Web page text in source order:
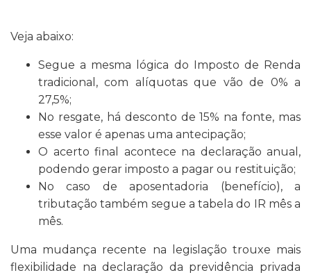
Veja abaixo:
Segue a mesma lógica do Imposto de Renda
tradicional, com alíquotas que vão de 0% a
27,5%;
No resgate, há desconto de 15% na fonte, mas
esse valor é apenas uma antecipação;
O acerto final acontece na declaração anual,
podendo gerar imposto a pagar ou restituição;
No caso de aposentadoria (benefício), a
tributação também segue a tabela do IR mês a
mês.
Uma mudança recente na legislação trouxe mais
flexibilidade na declaração da previdência privada